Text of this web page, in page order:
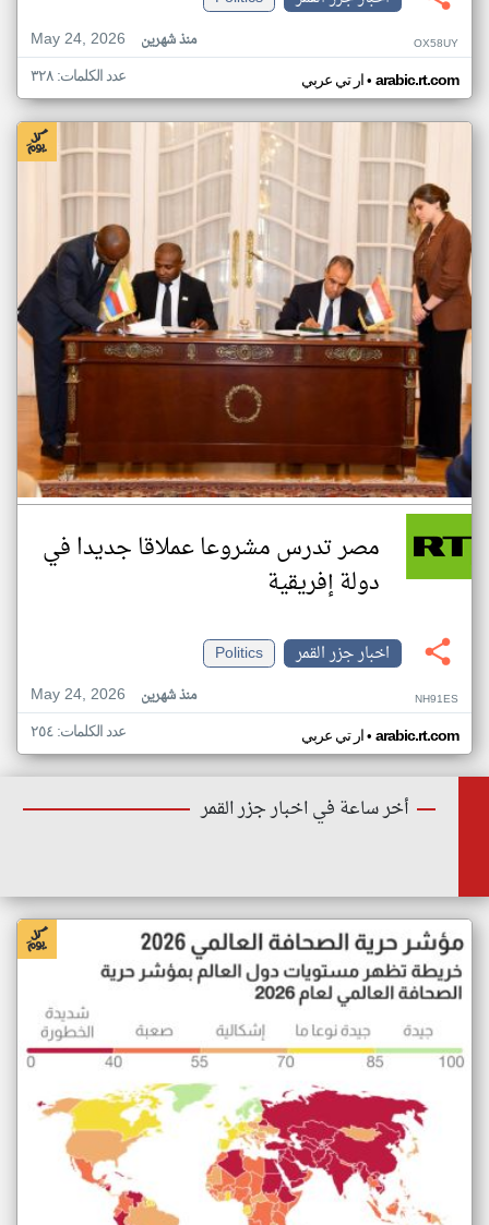
May 24, 2026
منذ شهرين OX58UY
ار تي عربي• arabic.rt.com عدد الكلمات: ٣٢٨
مصر تدرس مشروعا عملاقا جديدا في
دولة إفريقية
اخبار جزر القمر
Politics
May 24, 2026
منذ شهرين NH91ES
ار تي عربي• arabic.rt.com عدد الكلمات: ٢٥٤
أخر ساعة في اخبار جزر القمر